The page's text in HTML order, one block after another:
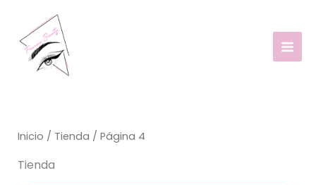
contenido
Inicio / Tienda / Página 4
Tienda